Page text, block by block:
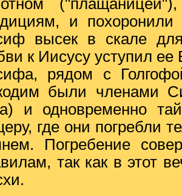
и
высек в скале для
к Иисусу уступил
рядом с
были членами
и одновременно
где они погребли
Погребение
так как в этот